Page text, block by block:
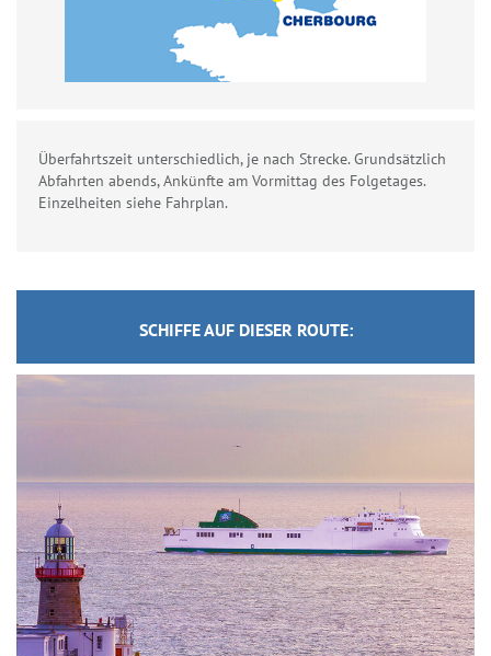
Überfahrtszeit unterschiedlich, je nach Strecke. Grundsätzlich
Abfahrten abends, Ankünfte am Vormittag des Folgetages.
Einzelheiten siehe Fahrplan.
SCHIFFE AUF DIESER ROUTE: